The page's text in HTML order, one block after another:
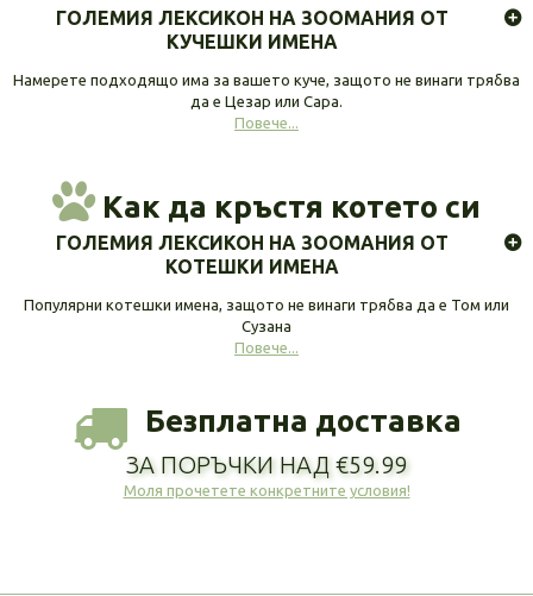
ГОЛЕМИЯ ЛЕКСИКОН НА ЗООМАНИЯ ОТ
КУЧЕШКИ ИМЕНА
Намерете подходящо има за вашето куче, защото не винаги трябва
да е Цезар или Сара.
Повече...
Как да кръстя котето си
ГОЛЕМИЯ ЛЕКСИКОН НА ЗООМАНИЯ ОТ
КОТЕШКИ ИМЕНА
Популярни котешки имена, защото не винаги трябва да е Том или
Сузана
Повече...
Безплатна доставка
ЗА ПОРЪЧКИ НАД €59.99
Моля прочетете конкретните условия!